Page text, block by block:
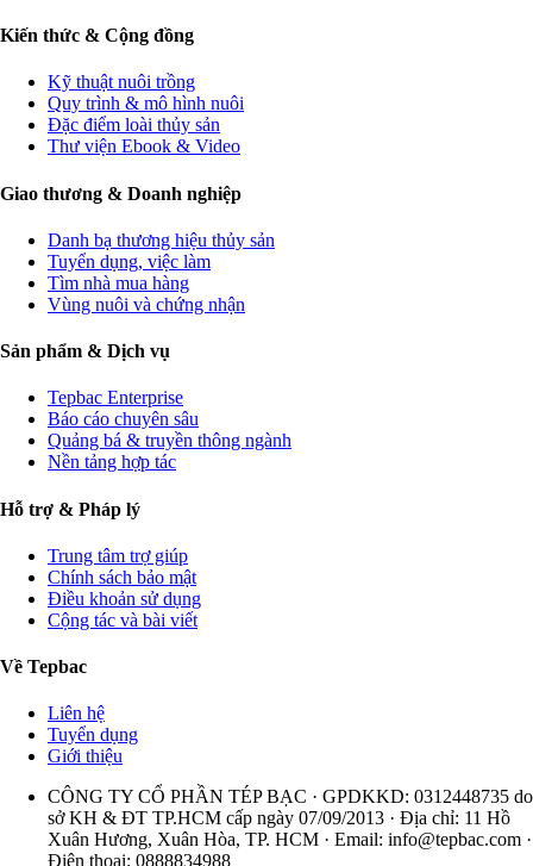
Kiến thức & Cộng đồng
Kỹ thuật nuôi trồng
Quy trình & mô hình nuôi
Đặc điểm loài thủy sản
Thư viện Ebook & Video
Giao thương & Doanh nghiệp
Danh bạ thương hiệu thủy sản
Tuyển dụng, việc làm
Tìm nhà mua hàng
Vùng nuôi và chứng nhận
Sản phẩm & Dịch vụ
Tepbac Enterprise
Báo cáo chuyên sâu
Quảng bá & truyền thông ngành
Nền tảng hợp tác
Hỗ trợ & Pháp lý
Trung tâm trợ giúp
Chính sách bảo mật
Điều khoản sử dụng
Cộng tác và bài viết
Về Tepbac
Liên hệ
Tuyển dụng
Giới thiệu
CÔNG TY CỔ PHẦN TÉP BẠC · GPDKKD: 0312448735 do
sở KH & ĐT TP.HCM cấp ngày 07/09/2013 · Địa chỉ: 11 Hồ
Xuân Hương, Xuân Hòa, TP. HCM · Email: info@tepbac.com ·
Điện thoại: 0888834988